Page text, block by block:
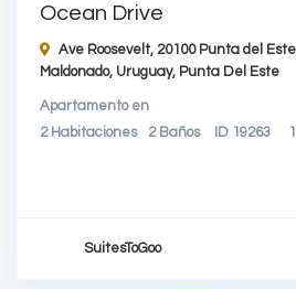
Ocean Drive
Ave Roosevelt, 20100 Punta del
Maldonado, Uruguay, Punta Del Este
Apartamentoen
2 Habitaciones 2 Baños ID 19263
SuitesToGoo